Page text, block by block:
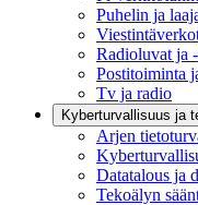
Puhelin ja
Radioluvat ja
Postitoiminta
Tv ja radio
Kyberturvallisuus ja
Arjen
Datatalous ja
Tekoälyn